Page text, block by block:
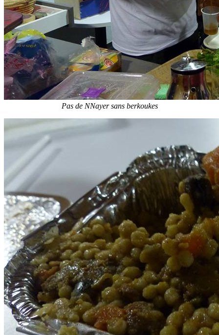
Pas de NNayer sans berkoukes